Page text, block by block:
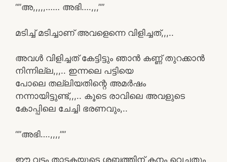
“”അ,,,,,…… അഭി….,,,””
മടിച്ച് മടിച്ചാണ് അവളെന്നെ വിളിച്ചത്,,,..
അവൾ വിളിച്ചത് കേട്ടിട്ടും ഞാൻ കണ്ണ് തുറക്കാൻ
നിന്നില്ല,,,.. ഇന്നലെ പട്ടിയെ
പോലെ തല്ലിയതിന്റെ അമർഷം
നന്നായിട്ടുണ്ട്,,,.. കൂടെ രാവിലെ അവളുടെ
കോപ്പിലെ ചേച്ചി ഭരണവും,..
“”അഭി….,,,,””
ഈ വട്ടം താടകയുടെ ശബ്ദത്തിന് കനം വെച്ചതും